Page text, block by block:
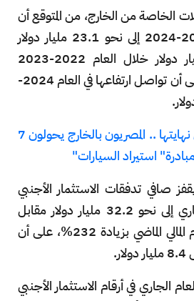
الخاصة من الخارج، من المتوقع أن
ترتفع خلال العام 2023-2024 إلى نحو 23.1 مليار دولار
مقابل نحو 21.9 مليار دولار خلال العام 2022-2023
بنسبة زيادة 5.5%، على أن تواصل ارتفاعها في العام 2024-
قبل يوم من نهايتها .. المصريون بالخارج يحولون 7
صافي تدفقات الاستثمار الأجنبي
المباشر خلال العام الجاري إلى نحو 32.2 مليار دولار مقابل
9.7 مليار دولار في العام المالي الماضي بزيادة 232%، على أن
الجاري في أرقام الاستثمار الأجنبي